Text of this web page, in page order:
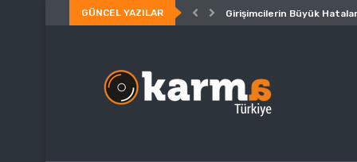
GÜNCEL YAZILAR Girişimcilerin Büyük